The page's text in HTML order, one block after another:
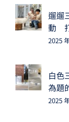
遛遛
動
2025
白色
為題
2025